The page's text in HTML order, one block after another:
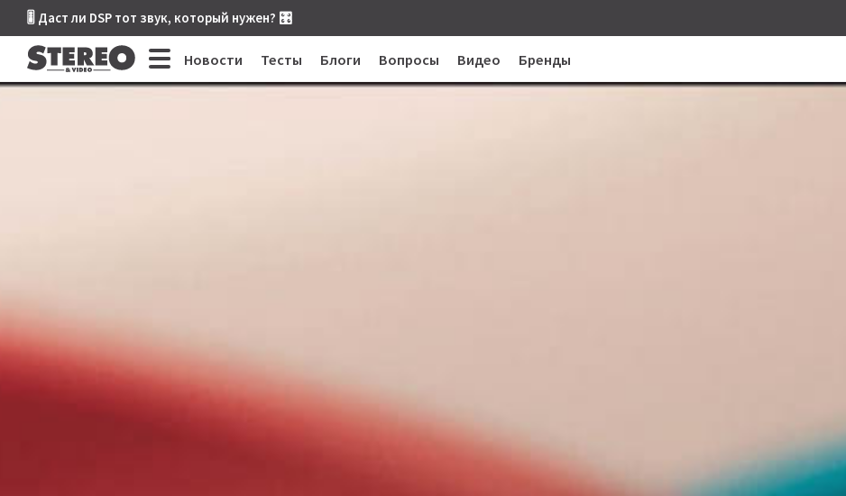
🎚 Даст ли DSP тот звук, который нужен? 🎛
Новости Тесты Блоги Вопросы Видео Бренды